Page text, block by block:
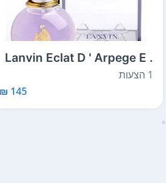
Lanvin Eclat D ' Arpege E .
D . P 100 ml
1 הצעות
145 ₪